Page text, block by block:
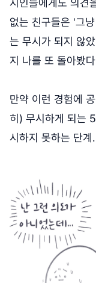
지인들에게도 의견
없는 친구들은 '그
는 무시가 되지 않
지 나를 또 돌아봤
만약 이런 경험에
히) 무시하게 되는
시하지 못하는 단계.